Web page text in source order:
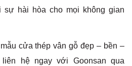
sự hài hòa cho mọi không gian
cửa thép vân gỗ đẹp – bền –
hệ ngay với Goonsan qua